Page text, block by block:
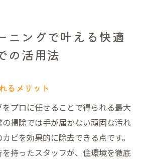
ニングで叶える快適
の活用法
るメリット
プロに任せることで得られる最大
掃除では手が届かない頑固な汚れ
ビを効果的に除去できる点です。
持ったスタッフが、住環境を徹底